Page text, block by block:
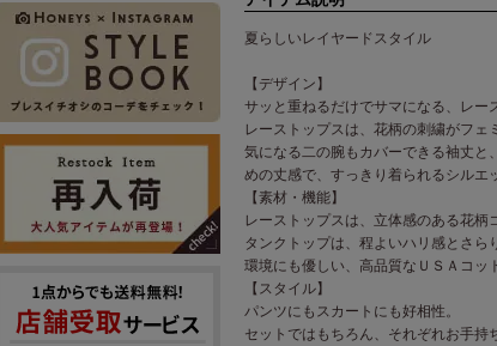
夏らしいレイヤードスタイル
【デザイン】
サッと重ねるだけでサマになる、レー
レーストップスは、花柄の刺繍がフェ
気になる二の腕もカバーできる袖丈と
めの丈感で、すっきり着られるシルエ
【素材・機能】
レーストップスは、立体感のある花柄
タンクトップは、程よいハリ感とさら
環境にも優しい、高品質なＵＳＡコッ
【スタイル】
パンツにもスカートにも好相性。
セットではもちろん、それぞれお手